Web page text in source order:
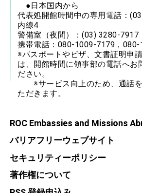
●日本国内から
代表処開館時間中の専用電話：
内線4
警備室（夜間）：(03) 3280-7917
携帯電話：080-1009-7179，
※パスポートやビザ、文書証明申
は、開館時間に領事部の電話へお
ださい。
※サービス向上のため、通話を
ただきます。
ROC Embassies and Missions
バリアフリーウェブサイト
セキュリティーポリシー
著作権について